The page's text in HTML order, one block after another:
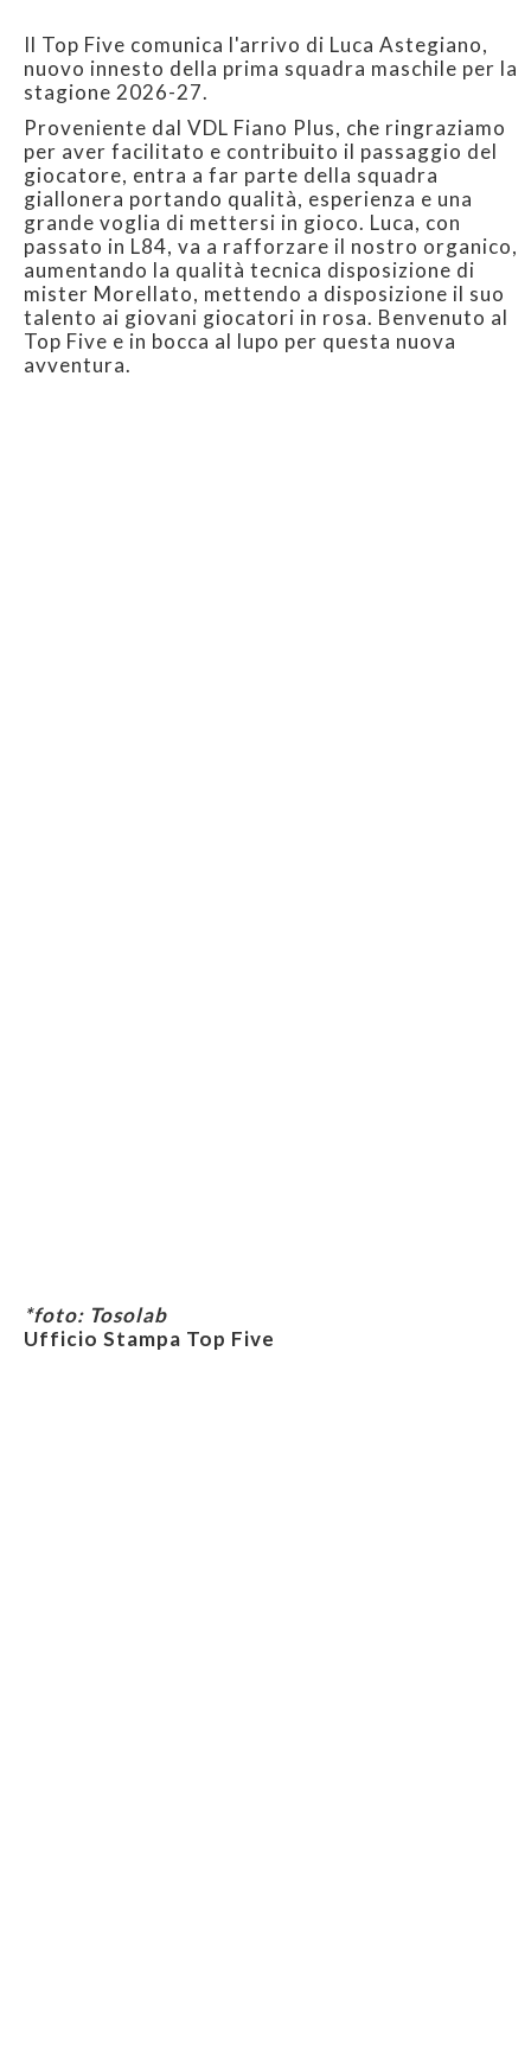
Il Top Five comunica l'arrivo di Luca Astegiano,
nuovo innesto della prima squadra maschile per la
stagione 2026-27.
Proveniente dal VDL Fiano Plus, che ringraziamo
per aver facilitato e contribuito il passaggio del
giocatore, entra a far parte della squadra
giallonera portando qualità, esperienza e una
grande voglia di mettersi in gioco. Luca, con
passato in L84, va a rafforzare il nostro organico,
aumentando la qualità tecnica disposizione di
mister Morellato, mettendo a disposizione il suo
talento ai giovani giocatori in rosa. Benvenuto al
Top Five e in bocca al lupo per questa nuova
avventura.
*foto: Tosolab
Ufficio Stampa Top Five